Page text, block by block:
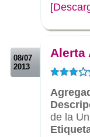
08/07
2013
Alerta
de la